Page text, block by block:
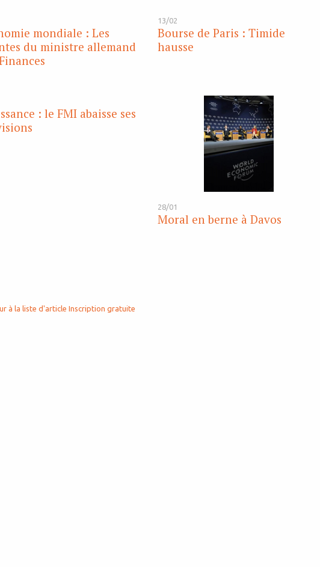
mondiale : Les
du ministre allemand
13/02
Bourse de Paris : Timide
hausse
: le FMI abaisse ses
28/01
Moral en berne à Davos
à la liste d'article Inscription gratuite